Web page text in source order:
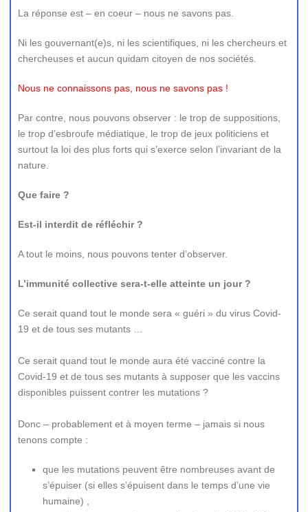
La réponse est – en coeur – nous ne savons pas.
Ni les gouvernant(e)s, ni les scientifiques, ni les chercheurs et
chercheuses et aucun quidam citoyen de nos sociétés.
Nous ne connaissons pas, nous ne savons pas !
Par contre, nous pouvons observer : le trop de suppositions,
le trop d’esbroufe médiatique, le trop de jeux politiciens et
surtout la loi des plus forts qui s’exerce selon l’invariant de la
nature.
Que faire ?
Est-il interdit de réfléchir ?
A tout le moins, nous pouvons tenter d’observer.
L’immunité collective sera-t-elle atteinte un jour ?
Ce serait quand tout le monde sera « guéri » du virus Covid-
19 et de tous ses mutants …
Ce serait quand tout le monde aura été vacciné contre la
Covid-19 et de tous ses mutants à supposer que les vaccins
disponibles puissent contrer les mutations ?
Donc – probablement et à moyen terme – jamais si nous
tenons compte :
que les mutations peuvent être nombreuses avant de
s’épuiser (si elles s’épuisent dans le temps d’une vie
humaine) ,